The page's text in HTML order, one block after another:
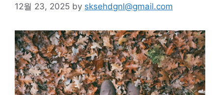
12월 23, 2025 by sksehdgnl@gmail.com